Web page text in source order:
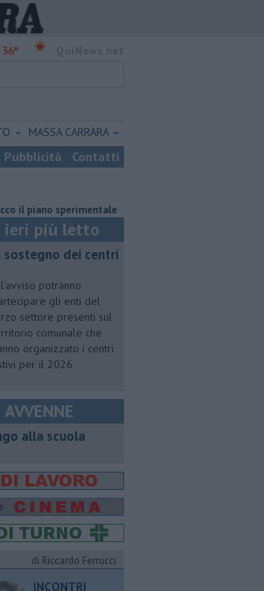
36°
MASSA CARRARA
Pubblicità Contatti
sperimentale Oltre 7mila euro a sostegno dei
ieri più letto
dei centri
potranno
gli enti del
settore presenti sul
comunale che
organizzato i centri
per il 2026
alla scuola
di Riccardo Ferrucci
INCONTRI